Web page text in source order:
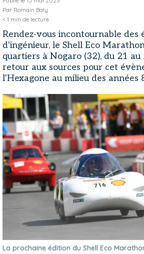
Par Romain Baly
< 1 min de lecture
Rendez-vous incontournable des
d'ingénieur, le Shell Eco
quartiers à Nogaro (32), du 21
retour aux sources pour cet
l'Hexagone au milieu des années
La prochaine édition du Shell Eco